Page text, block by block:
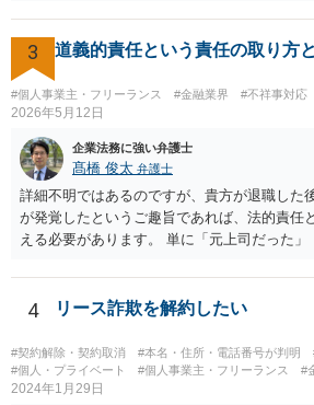
3 道義的責任という責任の取り方
#個人事業主・フリーランス #金融業界 #不祥事対応
2026年5月12日
企業法務に強い弁護士
髙橋 俊太 弁護士
詳細不明ではあるのですが、貴方が退職した
が発覚したというご趣旨であれば、法的責任
える必要があります。 単に「元上司だった
りません。会社が貴方に損害賠償請求をする
義務違反、引継ぎの不備、不正の兆候を知り
ります。なお、在職中から会計処理や現金管
いた、部下に過度な権限を与えたまま放置し
情報を引き継がなかった等の事情があれば、
4 リース詐欺を解約したい
#契約解除・契約取消 #本名・住所・電話番号が判明
#個人・プライベート
#個人事業主・フリーランス #
2024年1月29日